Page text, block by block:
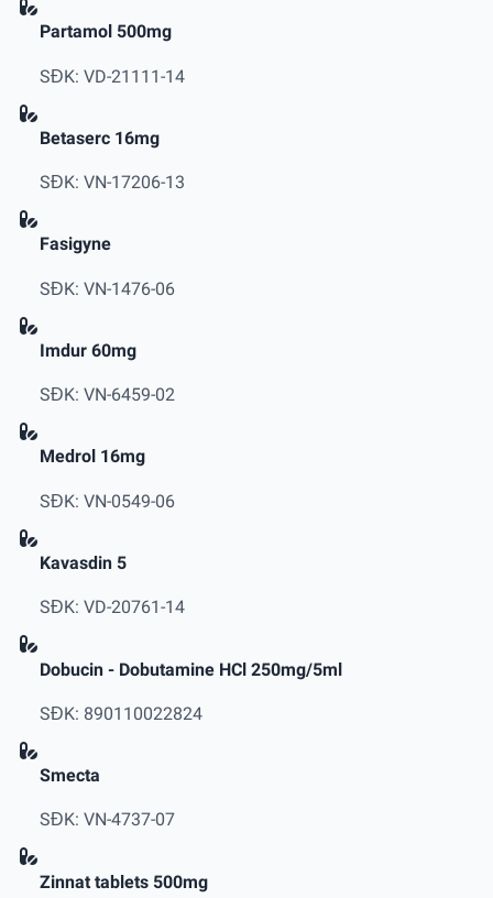
Partamol 500mg
SĐK: VD-21111-14
Betaserc 16mg
SĐK: VN-17206-13
Fasigyne
SĐK: VN-1476-06
Imdur 60mg
SĐK: VN-6459-02
Medrol 16mg
SĐK: VN-0549-06
Kavasdin 5
SĐK: VD-20761-14
Dobucin - Dobutamine HCl 250mg/5ml
SĐK: 890110022824
Smecta
SĐK: VN-4737-07
Zinnat tablets 500mg